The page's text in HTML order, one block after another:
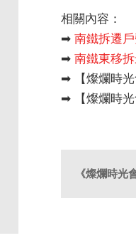
相關內容：
➡ 南鐵拆遷
➡ 南鐵東移
➡ 【燦爛時光
➡ 【燦爛時光
《燦爛時光